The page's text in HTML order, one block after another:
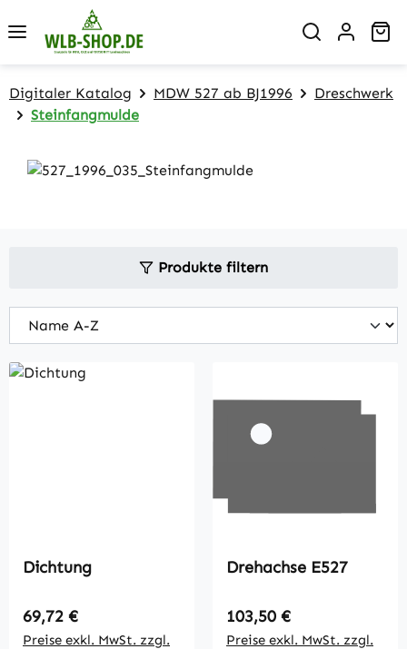
Zum Hauptinhalt springen
Digitaler Katalog MDW 527 ab BJ1996
Dreschwerk
Steinfangmulde
Produkte filtern
Dichtung
Regulärer Preis:
69,72 €
Preise exkl. MwSt. zzgl.
Drehachse E527
Regulärer Preis:
103,50 €
Preise exkl. MwSt. zzgl.